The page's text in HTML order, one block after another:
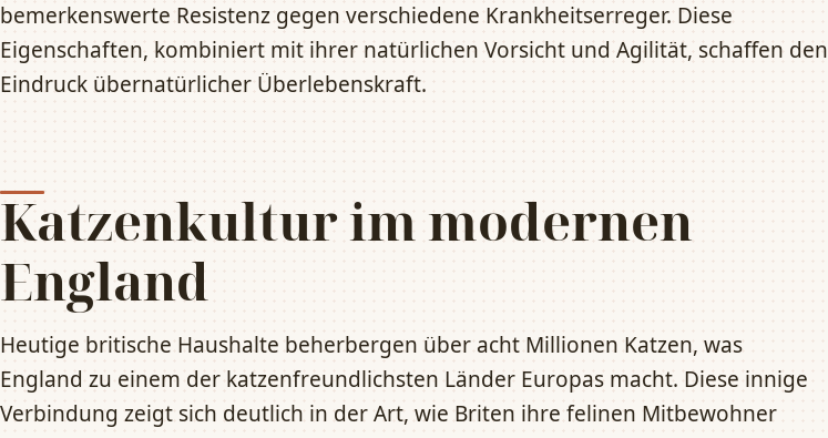
bemerkenswerte Resistenz gegen verschiedene Krankheitserreger. Diese
Eigenschaften, kombiniert mit ihrer natürlichen Vorsicht und Agilität, schaffen den
Eindruck übernatürlicher Überlebenskraft.
Katzenkultur im modernen
England
Heutige britische Haushalte beherbergen über acht Millionen Katzen, was
England zu einem der katzenfreundlichsten Länder Europas macht. Diese innige
Verbindung zeigt sich deutlich in der Art, wie Briten ihre felinen Mitbewohner